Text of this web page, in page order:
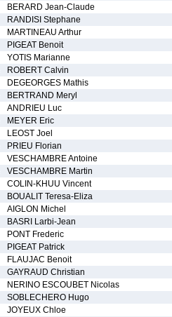
BERARD Jean-Claude
RANDISI Stephane
MARTINEAU Arthur
PIGEAT Benoit
YOTIS Marianne
ROBERT Calvin
DEGEORGES Mathis
BERTRAND Meryl
ANDRIEU Luc
MEYER Eric
LEOST Joel
PRIEU Florian
VESCHAMBRE Antoine
VESCHAMBRE Martin
COLIN-KHUU Vincent
BOUALIT Teresa-Eliza
AIGLON Michel
BASRI Larbi-Jean
PONT Frederic
PIGEAT Patrick
FLAUJAC Benoit
GAYRAUD Christian
NERINO ESCOUBET Nicolas
SOBLECHERO Hugo
JOYEUX Chloe